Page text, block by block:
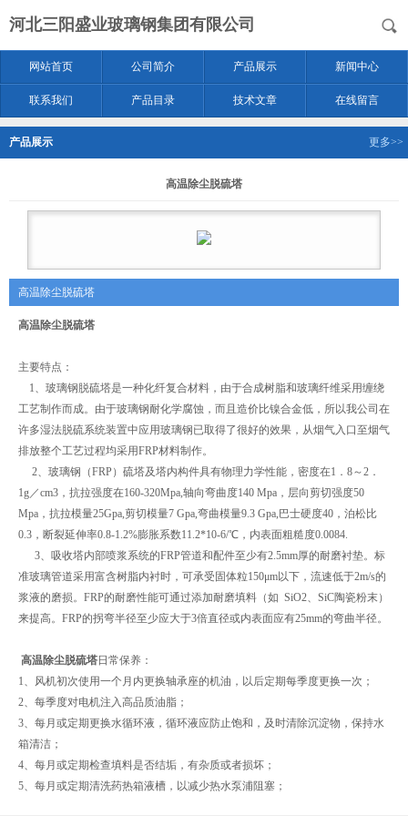
河北三阳盛业玻璃钢集团有限公司
网站首页 公司简介 产品展示 新闻中心
联系我们 产品目录 技术文章 在线留言
产品展示 更多>>
高温除尘脱硫塔
高温除尘脱硫塔
高温除尘脱硫塔
主要特点：
1、玻璃钢脱硫塔是一种化纤复合材料，由于合成树脂和玻璃纤维采用缠绕
工艺制作而成。由于玻璃钢耐化学腐蚀，而且造价比镍合金低，所以我公司在
许多湿法脱硫系统装置中应用玻璃钢已取得了很好的效果，从烟气入口至烟气
排放整个工艺过程均采用FRP材料制作。
2、玻璃钢（FRP）硫塔及塔内构件具有物理力学性能，密度在1．8～2．
1g／cm3，抗拉强度在160-320Mpa,轴向弯曲度140 Mpa，层向剪切强度50
Mpa，抗拉模量25Gpa,剪切模量7 Gpa,弯曲模量9.3 Gpa,巴士硬度40，泊松比
0.3，断裂延伸率0.8-1.2%膨胀系数11.2*10-6/℃，内表面粗糙度0.0084.
3、吸收塔内部喷浆系统的FRP管道和配件至少有2.5mm厚的耐磨衬垫。标
准玻璃管道采用富含树脂内衬时，可承受固体粒150μm以下，流速低于2m/s的
浆液的磨损。FRP的耐磨性能可通过添加耐磨填料（如 SiO2、SiC陶瓷粉末）
来提高。FRP的拐弯半径至少应大于3倍直径或内表面应有25mm的弯曲半径。
高温除尘脱硫塔日常保养：
1、风机初次使用一个月内更换轴承座的机油，以后定期每季度更换一次；
2、每季度对电机注入高品质油脂；
3、每月或定期更换水循环液，循环液应防止饱和，及时清除沉淀物，保持水
箱清洁；
4、每月或定期检查填料是否结垢，有杂质或者损坏；
5、每月或定期清洗药热箱液槽，以减少热水泵浦阻塞；